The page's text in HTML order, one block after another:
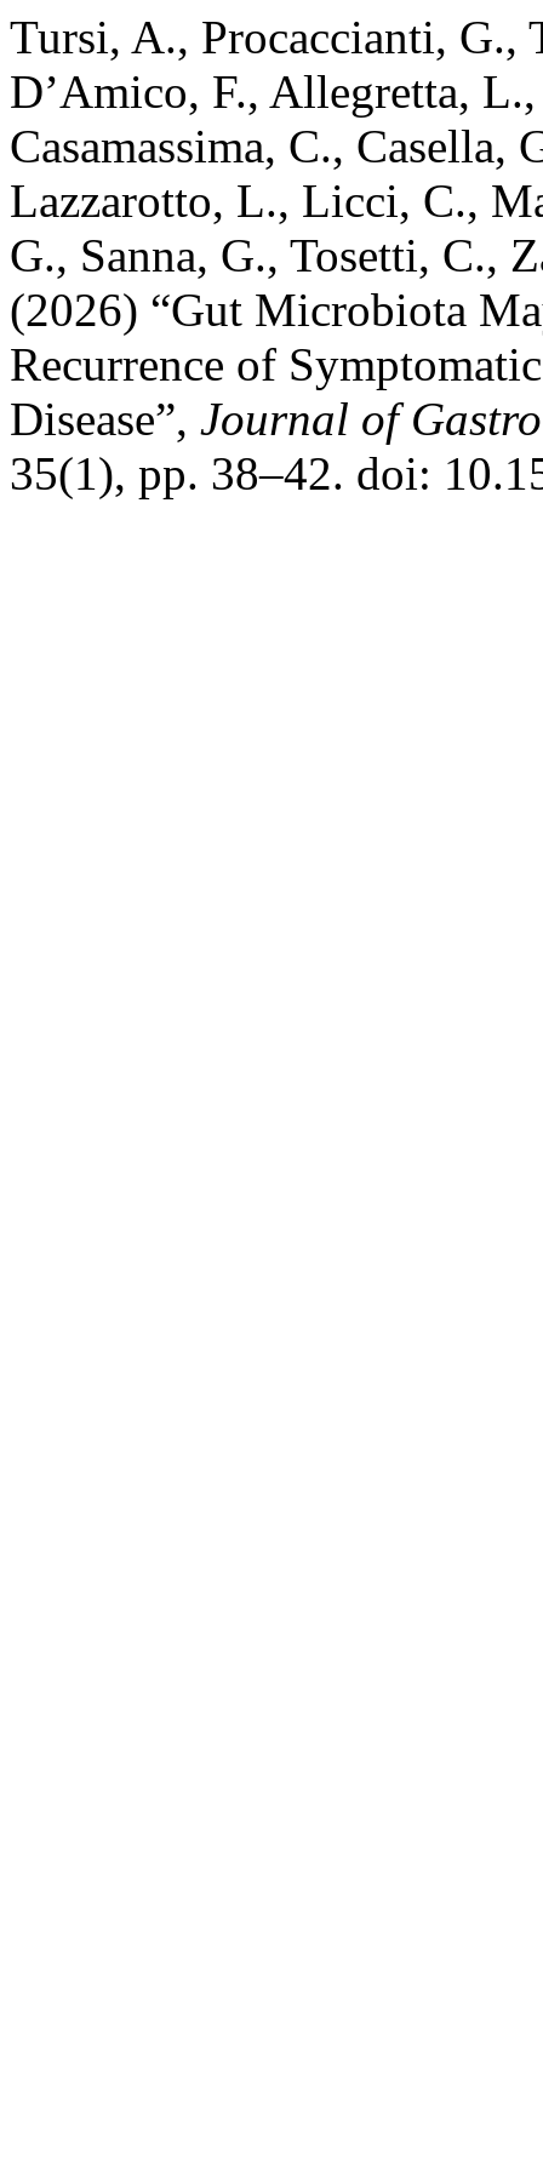
Tursi, A., Procaccianti, G.,
D’Amico, F., Allegretta,
Casamassima, C.,
Lazzarotto, L., Licci, C.,
G., Sanna, G., Tosetti, C.,
(2026) “Gut Microbiota
Recurrence of
Disease”, Journal of
35(1), pp. 38–42. doi: